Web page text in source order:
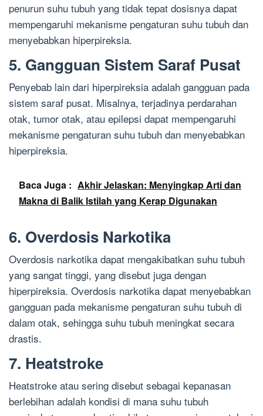
penurun suhu tubuh yang tidak tepat dosisnya dapat
mempengaruhi mekanisme pengaturan suhu tubuh dan
menyebabkan hiperpireksia.
5. Gangguan Sistem Saraf Pusat
Penyebab lain dari hiperpireksia adalah gangguan pada
sistem saraf pusat. Misalnya, terjadinya perdarahan
otak, tumor otak, atau epilepsi dapat mempengaruhi
mekanisme pengaturan suhu tubuh dan menyebabkan
hiperpireksia.
Baca Juga : Akhir Jelaskan: Menyingkap Arti dan
Makna di Balik Istilah yang Kerap Digunakan
6. Overdosis Narkotika
Overdosis narkotika dapat mengakibatkan suhu tubuh
yang sangat tinggi, yang disebut juga dengan
hiperpireksia. Overdosis narkotika dapat menyebabkan
gangguan pada mekanisme pengaturan suhu tubuh di
dalam otak, sehingga suhu tubuh meningkat secara
drastis.
7. Heatstroke
Heatstroke atau sering disebut sebagai kepanasan
berlebihan adalah kondisi di mana suhu tubuh